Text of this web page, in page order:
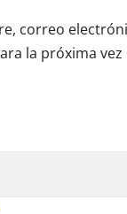
correo
la próxima